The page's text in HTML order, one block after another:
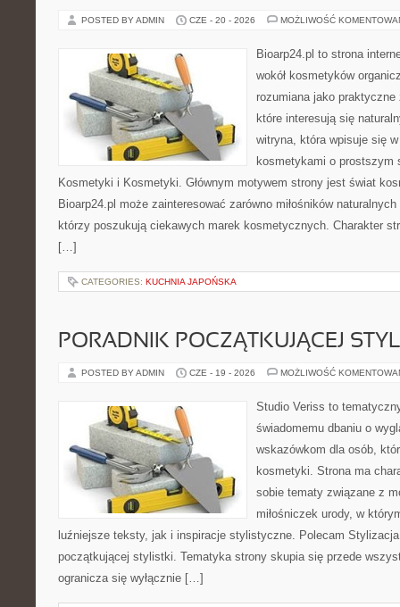
POSTED BY ADMIN CZE - 20 - 2026 MOŻLIWOŚĆ
Bioarp24.pl to strona
wokół kosmetyków
rozumiana jako praktyczne
które interesują się
witryna, która wpisuje się
kosmetykami o prostszym
Kosmetyki i Kosmetyki. Głównym motywem strony jest świat
Bioarp24.pl może zainteresować zarówno miłośników
którzy poszukują ciekawych marek kosmetycznych. Charakter
[…]
CATEGORIES: KUCHNIA JAPOŃSKA
PORADNIK POCZĄTKUJĄCEJ
POSTED BY ADMIN CZE - 19 - 2026 MOŻLIWOŚĆ
Studio Veriss to
świadomemu dbaniu o
wskazówkom dla osób,
kosmetyki. Strona ma
sobie tematy związane z
miłośniczek urody, w
luźniejsze teksty, jak i inspiracje stylistyczne. Polecam
początkującej stylistki. Tematyka strony skupia się przede
ogranicza się wyłącznie […]